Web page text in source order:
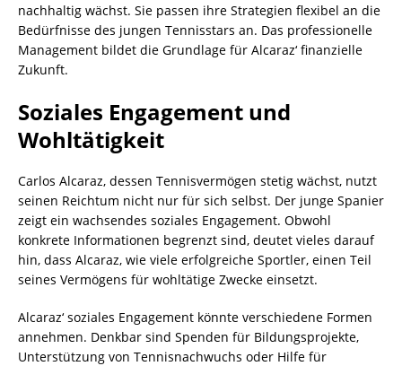
nachhaltig wächst. Sie passen ihre Strategien flexibel an die
Bedürfnisse des jungen Tennisstars an. Das professionelle
Management bildet die Grundlage für Alcaraz‘ finanzielle
Zukunft.
Soziales Engagement und
Wohltätigkeit
Carlos Alcaraz, dessen Tennisvermögen stetig wächst, nutzt
seinen Reichtum nicht nur für sich selbst. Der junge Spanier
zeigt ein wachsendes soziales Engagement. Obwohl
konkrete Informationen begrenzt sind, deutet vieles darauf
hin, dass Alcaraz, wie viele erfolgreiche Sportler, einen Teil
seines Vermögens für wohltätige Zwecke einsetzt.
Alcaraz‘ soziales Engagement könnte verschiedene Formen
annehmen. Denkbar sind Spenden für Bildungsprojekte,
Unterstützung von Tennisnachwuchs oder Hilfe für